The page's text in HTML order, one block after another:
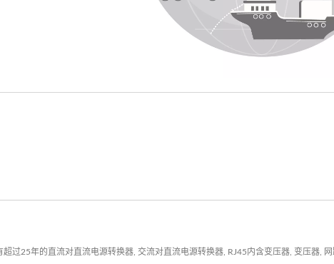
25年的直流对直流电源转换器, 交流对直流电源转换器, RJ45内含变压器, 变压器,